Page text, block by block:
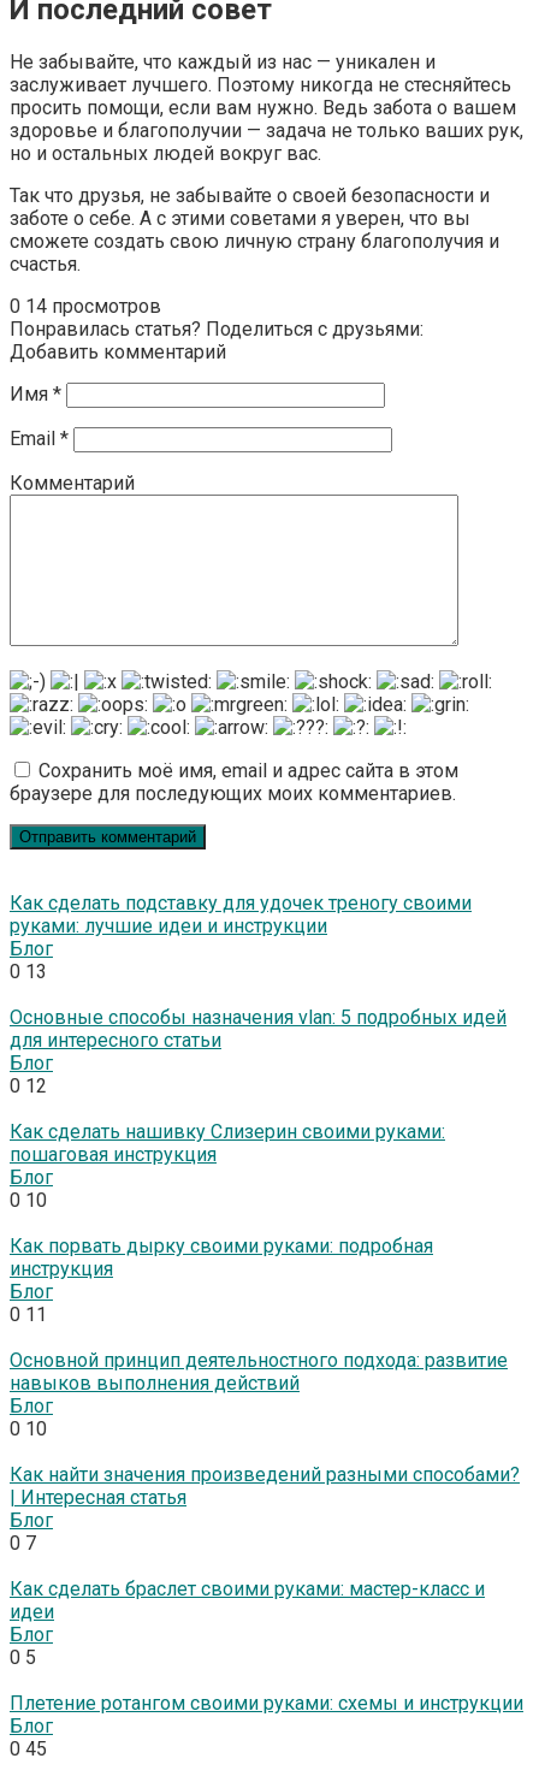
И последний совет
Не забывайте, что каждый из нас — уникален и
заслуживает лучшего. Поэтому никогда не стесняйтесь
просить помощи, если вам нужно. Ведь забота о вашем
здоровье и благополучии — задача не только ваших рук,
но и остальных людей вокруг вас.
Так что друзья, не забывайте о своей безопасности и
заботе о себе. А с этими советами я уверен, что вы
сможете создать свою личную страну благополучия и
счастья.
0 14 просмотров
Понравилась статья? Поделиться с друзьями:
Добавить комментарий
Имя *
Email *
Комментарий
Сохранить моё имя, email и адрес сайта в этом
браузере для последующих моих комментариев.
Как сделать подставку для удочек треногу своими
руками: лучшие идеи и инструкции
Блог
0 13
Основные способы назначения vlan: 5 подробных идей
для интересного статьи
Блог
0 12
Как сделать нашивку Слизерин своими руками:
пошаговая инструкция
Блог
0 10
Как порвать дырку своими руками: подробная
инструкция
Блог
0 11
Основной принцип деятельностного подхода: развитие
навыков выполнения действий
Блог
0 10
Как найти значения произведений разными способами?
| Интересная статья
Блог
0 7
Как сделать браслет своими руками: мастер-класс и
идеи
Блог
0 5
Плетение ротангом своими руками: схемы и инструкции
Блог
0 45